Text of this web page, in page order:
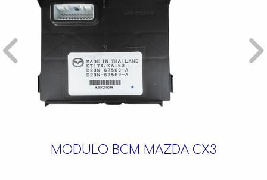
MODULO BCM MAZDA CX3